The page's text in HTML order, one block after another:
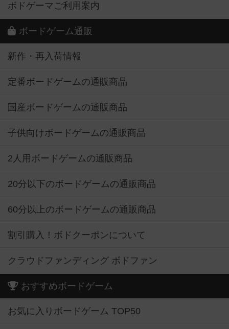
ボドゲーマご利用案内
ボードゲーム通販
新作・再入荷情報
定番ボードゲームの通販商品
国産ボードゲームの通販商品
子供向けボードゲームの通販商品
2人用ボードゲームの通販商品
20分以下のボードゲームの通販商品
60分以上のボードゲームの通販商品
割引購入！ボドクーポンについて
クラウドファンディング ボドファン
おすすめボードゲーム
お気に入りボードゲーム TOP50